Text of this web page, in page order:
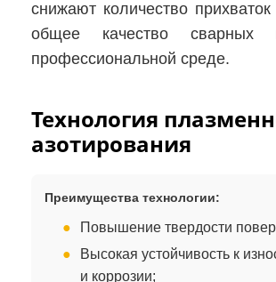
снижают количество
общее качество сварных
профессиональной среде.
Технология
азотирования
Преимущества технологии:
Повышение твердости
Высокая устойчивость к
и коррозии;